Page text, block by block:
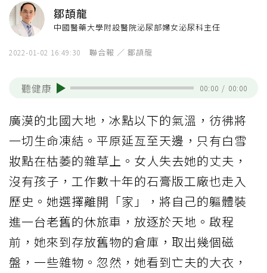
鄒頡龍
中國醫藥大學附設醫院泌尿部婦女泌尿科主任
2022-01-02 16:49:30 聯合報 ／ 鄒頡龍
聽健康 00:00 / 00:00
廣漠的北國大地，冰點以下的氣溫，彷彿將
一切生命凍結。平原延亙至天邊，只有白雪
妝點在枯萎的雜草上。女人失去她的丈夫，
沒有孩子，工作數十年的石膏版工廠也走入
歷史。她選擇離開「家」，將自己的軀體裝
進一台老舊的休旅車，放逐於天地。啟程
前，她來到存放舊物的倉庫，取出幾個磁
盤，一些雜物。忽然，她看到亡夫的大衣，